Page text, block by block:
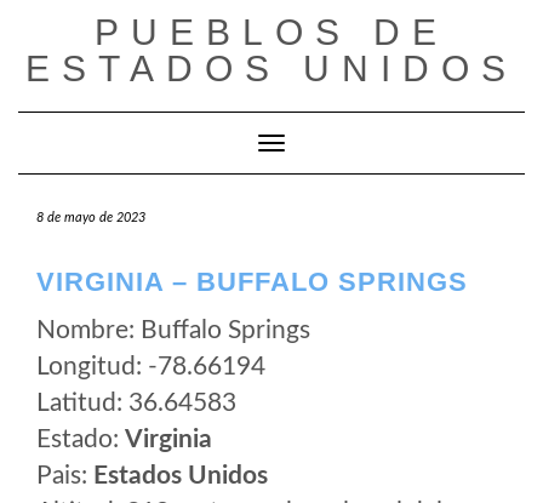
contenido
PUEBLOS DE
ESTADOS UNIDOS
Cambiar modo de navegación
8 de mayo de 2023
VIRGINIA – BUFFALO SPRINGS
Nombre: Buffalo Springs
Longitud: -78.66194
Latitud: 36.64583
Estado: Virginia
Pais: Estados Unidos